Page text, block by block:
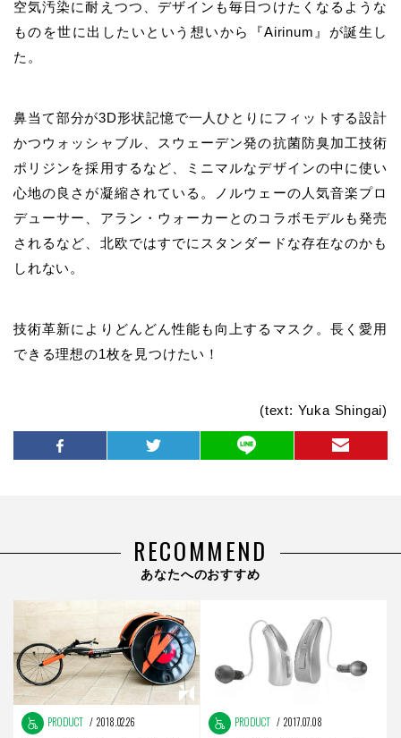
空気汚染に耐えつつ、デザインも毎日つけたくなるような
ものを世に出したいという想いから『Airinum』が誕生し
た。
鼻当て部分が3D形状記憶で一人ひとりにフィットする設計
かつウォッシャブル、スウェーデン発の抗菌防臭加工技術
ポリジンを採用するなど、ミニマルなデザインの中に使い
心地の良さが凝縮されている。ノルウェーの人気音楽プロ
デューサー、アラン・ウォーカーとのコラボモデルも発売
されるなど、北欧ではすでにスタンダードな存在なのかも
しれない。
技術革新によりどんどん性能も向上するマスク。長く愛用
できる理想の1枚を見つけたい！
(text: Yuka Shingai)
RECOMMEND
あなたへのおすすめ
PRODUCT 2018.02.26 PRODUCT 2017.07.08